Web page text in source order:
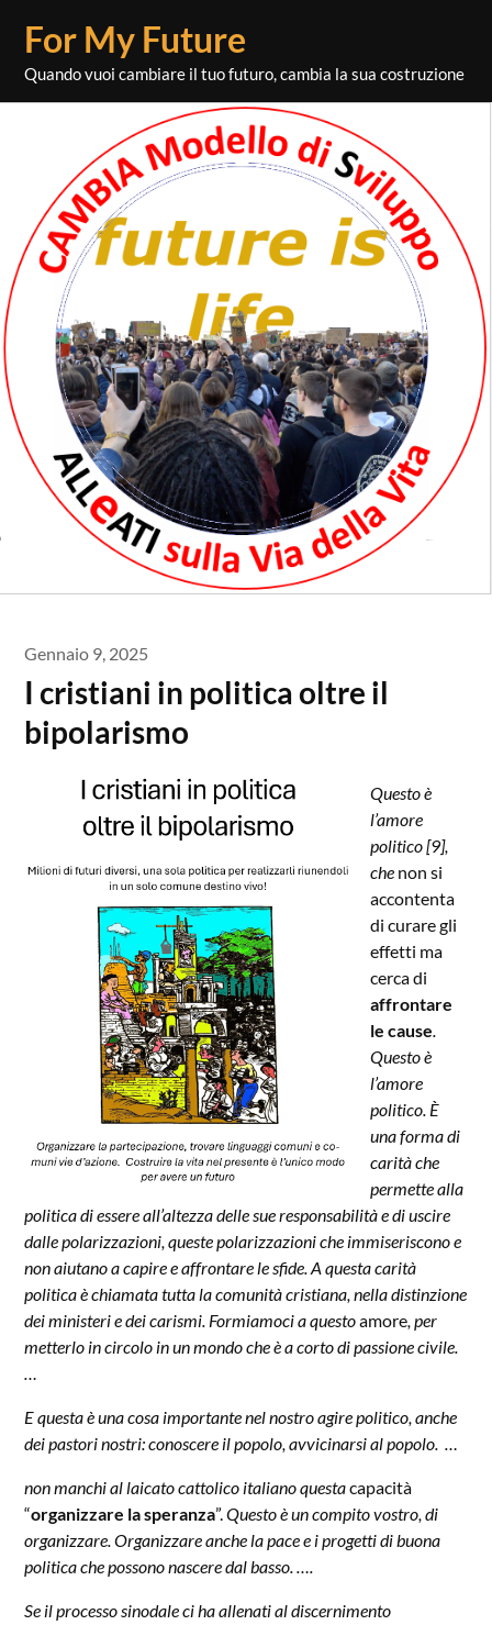
content
For My Future
Quando vuoi cambiare il tuo futuro, cambia la sua costruzione
Gennaio 9, 2025
I cristiani in politica oltre il
bipolarismo
Questo è
l’amore
politico [9],
che non si
accontenta
di curare gli
effetti ma
cerca di
affrontare
le cause.
Questo è
l’amore
politico. È
una forma di
carità che
permette alla
politica di essere all’altezza delle sue responsabilità e di uscire
dalle polarizzazioni, queste polarizzazioni che immiseriscono e
non aiutano a capire e affrontare le sfide. A questa carità
politica è chiamata tutta la comunità cristiana, nella distinzione
dei ministeri e dei carismi. Formiamoci a questoamore, per
metterlo in circolo in un mondo che è a corto di passione civile.
…
E questa è una cosa importante nel nostro agire politico, anche
dei pastori nostri: conoscere il popolo, avvicinarsi al popolo. …
non manchi al laicato cattolico italiano questacapacità
“organizzare la speranza”.Questo è un compito vostro, di
organizzare. Organizzare anche la pace e i progetti di buona
politica che possono nascere dal basso. ….
Se il processo sinodale ci ha allenati al discernimento